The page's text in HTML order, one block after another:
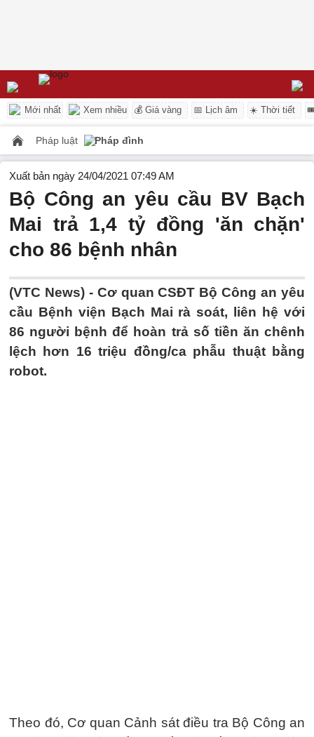
Mới nhất Xem nhiều 💰 Giá vàng 📅 Lịch âm ☀️ Thời tiết
Pháp luật Pháp đình
Xuất bản ngày 24/04/2021 07:49 AM
Bộ Công an yêu cầu BV Bạch
Mai trả 1,4 tỷ đồng 'ăn chặn'
cho 86 bệnh nhân
(VTC News) - Cơ quan CSĐT Bộ Công an yêu
cầu Bệnh viện Bạch Mai rà soát, liên hệ với
86 người bệnh để hoàn trả số tiền ăn chênh
lệch hơn 16 triệu đồng/ca phẫu thuật bằng
robot.
Theo đó, Cơ quan Cảnh sát điều tra Bộ Công an